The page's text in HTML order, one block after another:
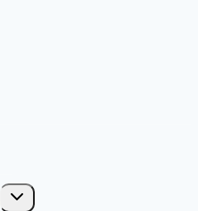
Untermenü
umschalten